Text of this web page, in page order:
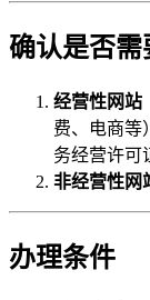
确认是否
经营性网站
费、电商等
务经营许可
非经营性网
办理条件